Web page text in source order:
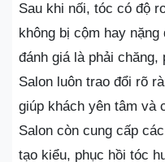
Sau khi nối, tóc có độ
không bị cộm hay
đánh giá là phải
Salon luôn trao đổi rõ
giúp khách yên tâm và
Salon còn cung cấp
tạo kiểu, phục hồi tóc